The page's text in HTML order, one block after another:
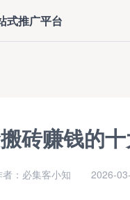
式推广平台
砖赚钱的
者：必集客小知 2026-